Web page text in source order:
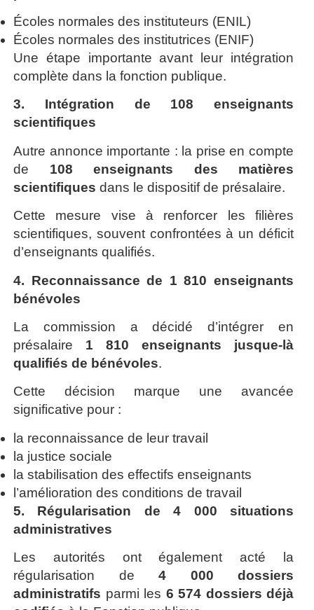
Écoles normales des instituteurs (ENIL)
Écoles normales des institutrices (ENIF)
Une étape importante avant leur intégration
complète dans la fonction publique.
3. Intégration de 108 enseignants
scientifiques
Autre annonce importante : la prise en compte
de 108 enseignants des matières
scientifiques dans le dispositif de présalaire.
Cette mesure vise à renforcer les filières
scientifiques, souvent confrontées à un déficit
d’enseignants qualifiés.
4. Reconnaissance de 1 810 enseignants
bénévoles
La commission a décidé d’intégrer en
présalaire 1 810 enseignants jusque-là
qualifiés de bénévoles.
Cette décision marque une avancée
significative pour :
la reconnaissance de leur travail
la justice sociale
la stabilisation des effectifs enseignants
l’amélioration des conditions de travail
5. Régularisation de 4 000 situations
administratives
Les autorités ont également acté la
régularisation de 4 000 dossiers
administratifs parmi les 6 574 dossiers déjà